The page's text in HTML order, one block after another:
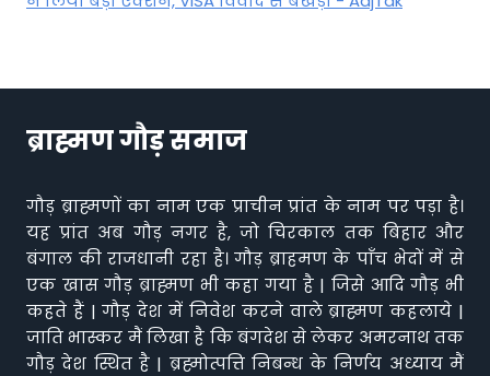
ब्राह्मण गौड़ समाज
गौड़ ब्राह्मणों का नाम एक प्राचीन प्रांत के नाम पर पड़ा है।
यह प्रांत अब गौड़ नगर है, जो चिरकाल तक बिहार और
बंगाल की राजधानी रहा है। गौड़ ब्राहमण के पाँच भेदों में से
एक खास गौड़ ब्राह्मण भी कहा गया है | जिसे आदि गौड़ भी
कहते हैं | गौड़ देश में निवेश करने वाले ब्राह्मण कहलाये |
जाति भास्कर मैं लिखा है कि बंगदेश से लेकर अमरनाथ तक
गौड़ देश स्थित है | ब्रह्मोत्पत्ति निबन्ध के निर्णय अध्याय मैं